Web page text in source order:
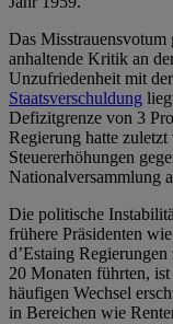
Das
anhaltende Kritik an
Unzufriedenheit mit
Staatsverschuldung
Defizitgrenze von 3
Regierung hatte
Steuererhöhungen
Nationalversammlung
Die politische
frühere Präsidenten
d’Estaing
20 Monaten führten,
häufigen Wechsel
in Bereichen wie